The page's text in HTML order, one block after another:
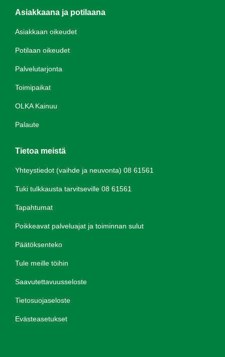
Asiakkaana ja potilaana
Asiakkaan oikeudet
Potilaan oikeudet
Palvelutarjonta
Toimipaikat
OLKA Kainuu
Palaute
Tietoa meistä
Yhteystiedot (vaihde ja neuvonta) 08 61561
Tuki tulkkausta tarvitseville 08 61561
Tapahtumat
Poikkeavat palveluajat ja toiminnan sulut
Päätöksenteko
Tule meille töihin
Saavutettavuusseloste
Tietosuojaseloste
Evästeasetukset